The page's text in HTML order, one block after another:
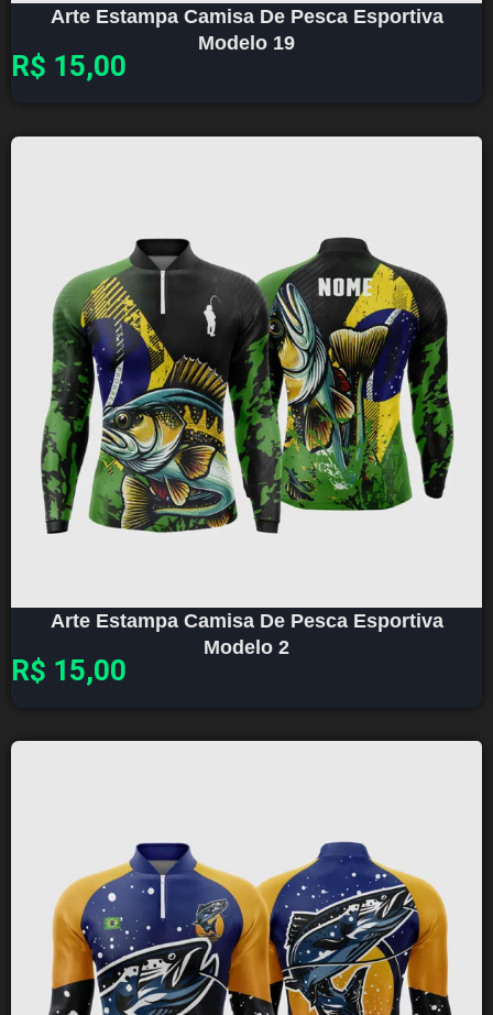
Arte Estampa Camisa De Pesca Esportiva
Modelo 19
R$ 15,00
Arte Estampa Camisa De Pesca Esportiva
Modelo 2
R$ 15,00